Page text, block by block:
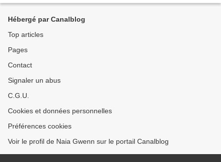
Hébergé par Canalblog
Top articles
Pages
Contact
Signaler un abus
C.G.U.
Cookies et données personnelles
Préférences cookies
Voir le profil de Naia Gwenn sur le portail Canalblog